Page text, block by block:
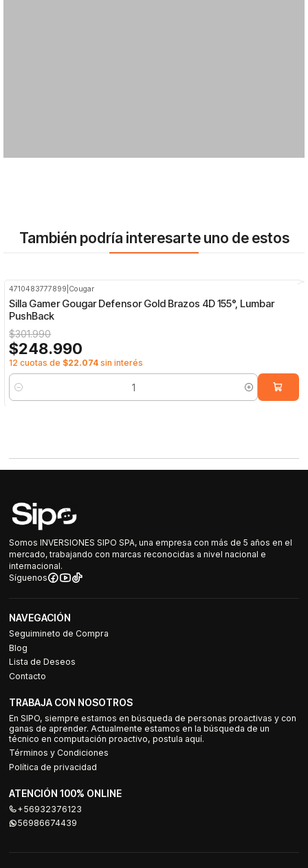
También podría interesarte uno de estos
4710483777899 Cougar
Silla Gamer Gougar Defensor Gold Brazos 4D 155°, Lumbar
PushBack
$301.990
$248.990
12 cuotas de $22.074 sin interés
Cantidad
Somos INVERSIONES SIPO SPA, una empresa con más de 5 años en el
mercado, trabajando con marcas reconocidas a nivel nacional e
internacional.
Síguenos
NAVEGACIÓN
Seguimineto de Compra
Blog
Lista de Deseos
Contacto
TRABAJA CON NOSOTROS
En SIPO, siempre estamos en búsqueda de personas proactivas y con
ganas de aprender. Actualmente estamos en la búsqueda de un
técnico en computación proactivo, postula aquí.
Términos y Condiciones
Política de privacidad
ATENCIÓN 100% ONLINE
+56932376123
56986674439